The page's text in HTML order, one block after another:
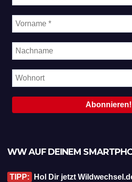
WW AUF DEINEM
TIPP:
Hol Dir jetzt